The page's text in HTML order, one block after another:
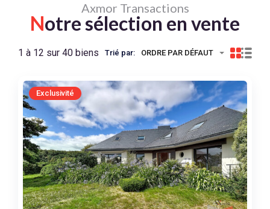
Axmor Transactions
Notre sélection en vente
1 à 12 sur 40 biens Trié par: ORDRE PAR DÉFAUT
Exclusivité